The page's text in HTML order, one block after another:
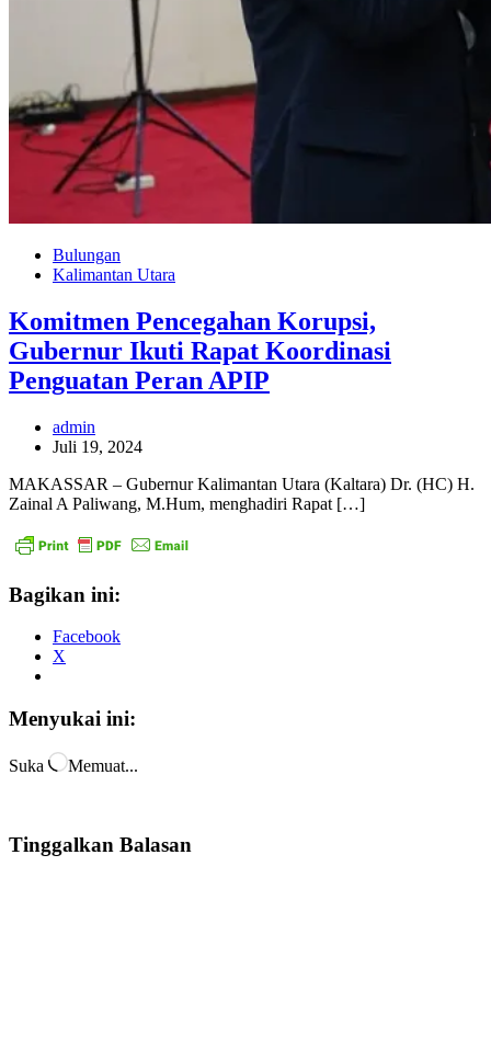
Bulungan
Kalimantan Utara
Komitmen Pencegahan Korupsi,
Gubernur Ikuti Rapat Koordinasi
Penguatan Peran APIP
admin
Juli 19, 2024
MAKASSAR – Gubernur Kalimantan Utara (Kaltara) Dr. (HC) H.
Zainal A Paliwang, M.Hum, menghadiri Rapat […]
Bagikan ini:
Facebook
X
Menyukai ini:
Suka Memuat...
Tinggalkan Balasan